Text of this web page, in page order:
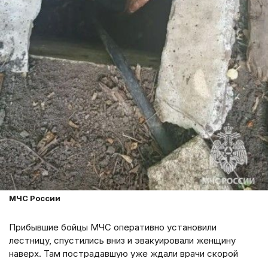
МЧС России
Прибывшие бойцы МЧС оперативно установили
лестницу, спустились вниз и эвакуировали женщину
наверх. Там пострадавшую уже ждали врачи скорой